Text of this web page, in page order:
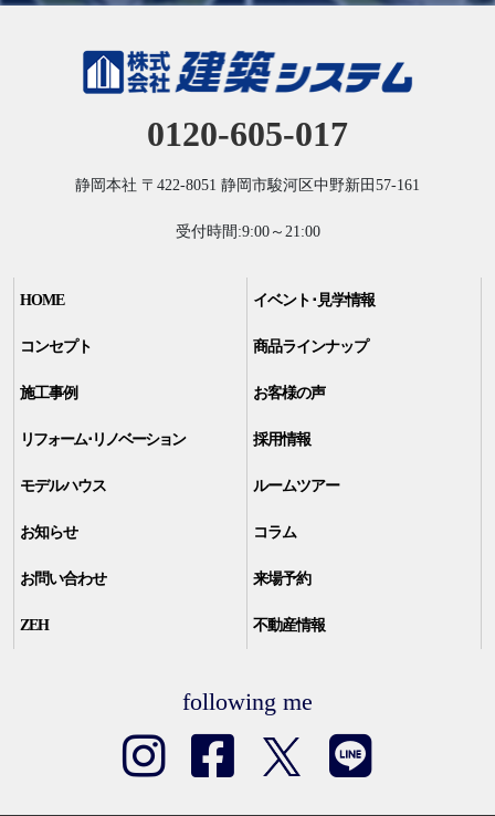
0120-605-017
静岡本社 〒422-8051 静岡市駿河区中野新田57-161
受付時間:9:00～21:00
HOME イベント･見学情報
コンセプト 商品ラインナップ
施工事例 お客様の声
リフォーム･リノベーション 採用情報
モデルハウス ルームツアー
お知らせ コラム
お問い合わせ 来場予約
ZEH 不動産情報
following me